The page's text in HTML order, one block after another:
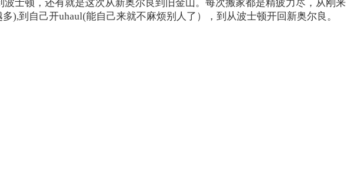
士顿，还有就是这次从新奥尔良到旧金山。每次搬家都是精疲力尽，从刚来
),到自己开uhaul(能自己来就不麻烦别人了），到从波士顿开回新奥尔良。